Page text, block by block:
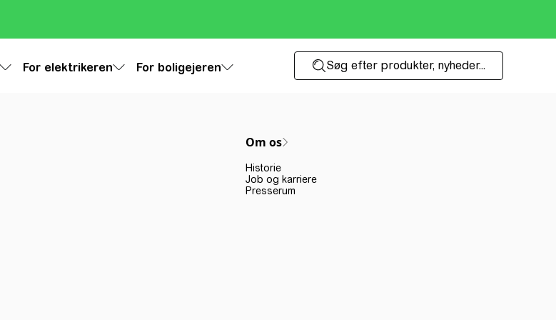
For elektrikeren For boligejeren Søg efter produkter, nyheder...
Om os
Historie
Job og karriere
Presserum